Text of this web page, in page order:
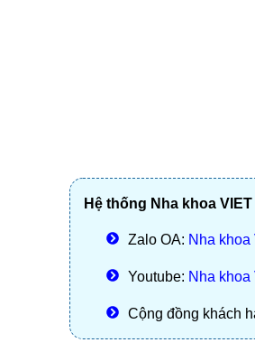
Hệ thống Nha khoa VIET
Zalo OA: Nha khoa
Youtube: Nha khoa
Cộng đồng khách